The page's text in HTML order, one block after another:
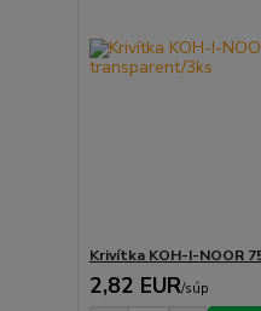
Krivítka KOH-I-NOOR
2,82 EUR/súp